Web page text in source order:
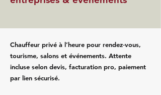
Chauffeur privé à l’heure pour rendez‑vous,
tourisme, salons et événements. Attente
incluse selon devis, facturation pro, paiement
par lien sécurisé.